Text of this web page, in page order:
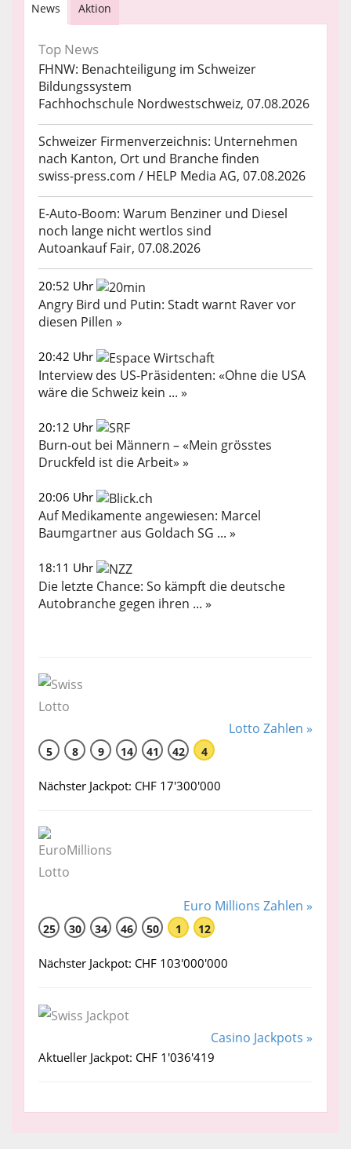
News Aktion
Top News
FHNW: Benachteiligung im Schweizer
Bildungssystem
Fachhochschule Nordwestschweiz, 07.08.2026
Schweizer Firmenverzeichnis: Unternehmen
nach Kanton, Ort und Branche finden
swiss-press.com / HELP Media AG, 07.08.2026
E-Auto-Boom: Warum Benziner und Diesel
noch lange nicht wertlos sind
Autoankauf Fair, 07.08.2026
20:52 Uhr
Angry Bird und Putin: Stadt warnt Raver vor
diesen Pillen »
20:42 Uhr
Interview des US-Präsidenten: «Ohne die USA
wäre die Schweiz kein ... »
20:12 Uhr
Burn-out bei Männern – «Mein grösstes
Druckfeld ist die Arbeit» »
20:06 Uhr
Auf Medikamente angewiesen: Marcel
Baumgartner aus Goldach SG ... »
18:11 Uhr
Die letzte Chance: So kämpft die deutsche
Autobranche gegen ihren ... »
Lotto Zahlen »
5 8 9 14 41 42 4
Nächster Jackpot: CHF 17'300'000
Euro Millions Zahlen »
25 30 34 46 50 1 12
Nächster Jackpot: CHF 103'000'000
Casino Jackpots »
Aktueller Jackpot: CHF 1'036'419